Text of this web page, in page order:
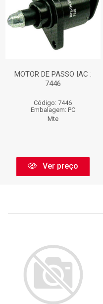
MOTOR DE PASSO IAC :
7446
Código: 7446
Embalagem: PC
Mte
Ver preço